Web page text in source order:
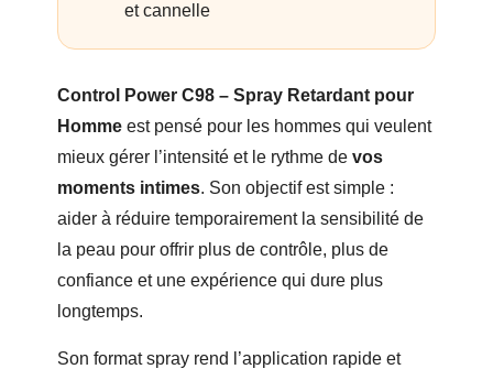
et cannelle
Control Power C98 – Spray Retardant pour
Homme est pensé pour les hommes qui veulent
mieux gérer l’intensité et le rythme de vos
moments intimes. Son objectif est simple :
aider à réduire temporairement la sensibilité de
la peau pour offrir plus de contrôle, plus de
confiance et une expérience qui dure plus
longtemps.
Son format spray rend l’application rapide et